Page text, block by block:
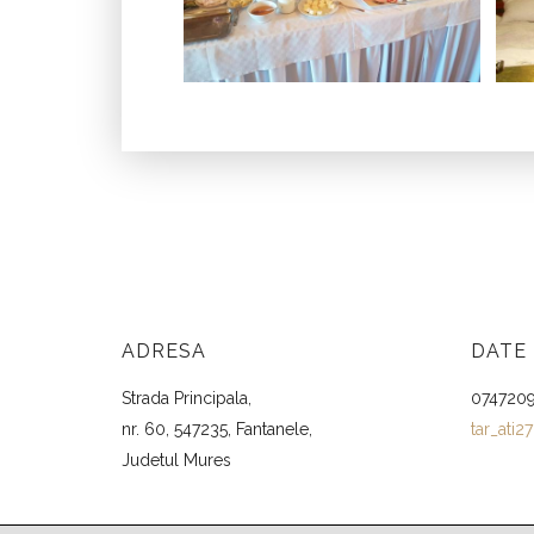
ADRESA
Strada Principala,
nr. 60, 547235, Fantanele,
Judetul Mures